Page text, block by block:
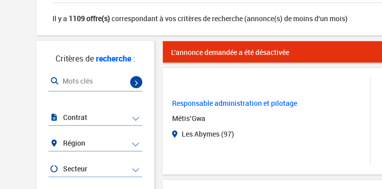
Il y a 1109 offre(s)correspondant à vos critères de recherche (annonce(s) de moins d'un mois)
L'annonce demandée a été désactivée
Responsable administration et pilotage
Métis’Gwa
Les Abymes (97)
Critères derecherche:
Mots clés
Contrat
Région
Secteur